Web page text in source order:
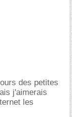
des petites
j'aimerais
les